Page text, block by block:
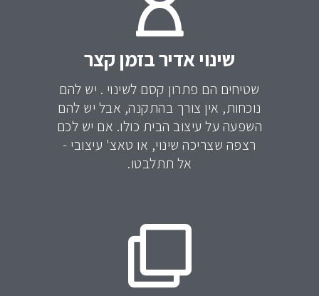
שינוי אדיר בזמן קצר
שטיחים הם פתרון קסם לשינוי . יש להם
נוכחות, אין צורך בהתקנה, אבל יש להם
השפעה על עיצוב הבית כולו. אם יש לכם
רצפה שצריכה שינוי, או טאצ' עיצובי -
אל תתלבטו.